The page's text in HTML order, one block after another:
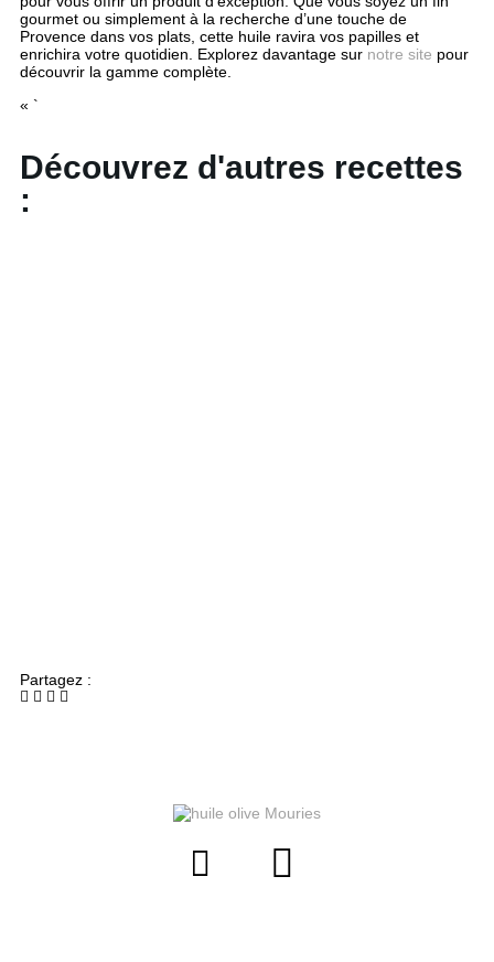
gourmet ou simplement à la recherche d’une touche de
Provence dans vos plats, cette huile ravira vos papilles et
enrichira votre quotidien. Explorez davantage sur notre site pour
découvrir la gamme complète.
« `
Découvrez d'autres recettes
:
Partagez :